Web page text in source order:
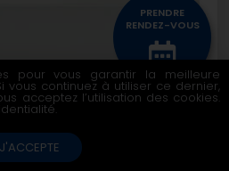
– TRINITY
PRENDRE
RENDEZ-VOUS
CONTACTEZ
pour vous garantir la meilleure
vous continuez à utiliser ce dernier,
acceptez l’utilisation des cookies.
J'ACCEPTE